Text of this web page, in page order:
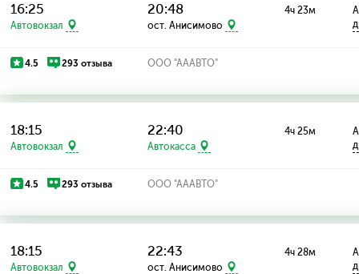
16:25
Автовокзал
20:48
ост. Анисимово
4ч 23м
4.5 293 отзыва ООО "АААВТО"
18:15
Автовокзал
22:40
Автокасса
4ч 25м
4.5 293 отзыва ООО "АААВТО"
18:15
Автовокзал
22:43
ост. Анисимово
4ч 28м